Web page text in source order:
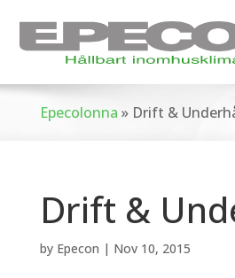
Epecolonna » Drift &
Drift &
by Epecon | Nov 10, 2015